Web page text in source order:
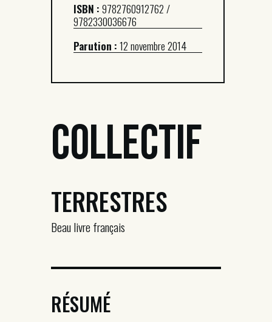
ISBN :9782760912762 /
9782330036676
Parution :12 novembre 2014
Collectif
TERRESTRES
Beau livre français
RÉSUMÉ